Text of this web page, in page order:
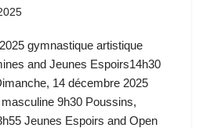
gymnastique artistique
and Jeunes Espoirs14h30
14 décembre 2025
9h30 Poussins,
Jeunes Espoirs and Open